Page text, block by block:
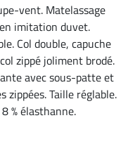
vent. Matelassage
imitation duvet.
Col double, capuche
zippé joliment brodé.
avec sous-patte et
zippées. Taille réglable.
% élasthanne.